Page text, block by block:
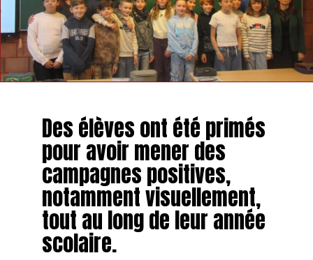
Des élèves ont été primés
pour avoir mener des
campagnes positives,
notamment visuellement,
tout au long de leur année
scolaire.